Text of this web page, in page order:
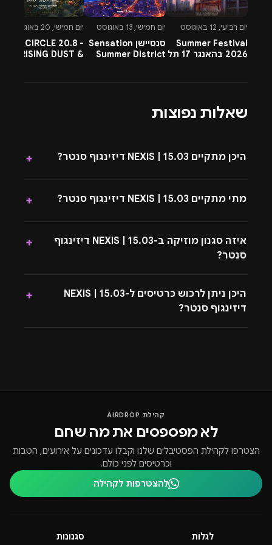
יום רביעי, 12 באוגוסט
Summer Festival
2026 בהאנגר 17 תל
יום חמישי, 13 באוגוסט
סנסיישן Sensation
Summer District
יום חמישי, 20 באוגוסט
CIRCLE 20.8 -
RISING DUST &
שאלות נפוצות
היכן מתקיים 15.03 | NEXIS דיזינגוף סנטר? +
מתי מתקיים 15.03 | NEXIS דיזינגוף סנטר? +
איזה סגנון מוזיקה ב-15.03 | NEXIS דיזינגוף
סנטר?
+
היכן ניתן לרכוש כרטיסים ל-15.03 | NEXIS
דיזינגוף סנטר?
+
קהילת AIRDROP
לא מפספסים את מה שחם
הצטרפו לקהילת הפסטיבלים שלנו וקבלו עדכונים על אירועים, הטבות
וכרטיסים לפני כולם.
להצטרפות לקהילה
לגלות סגנונות